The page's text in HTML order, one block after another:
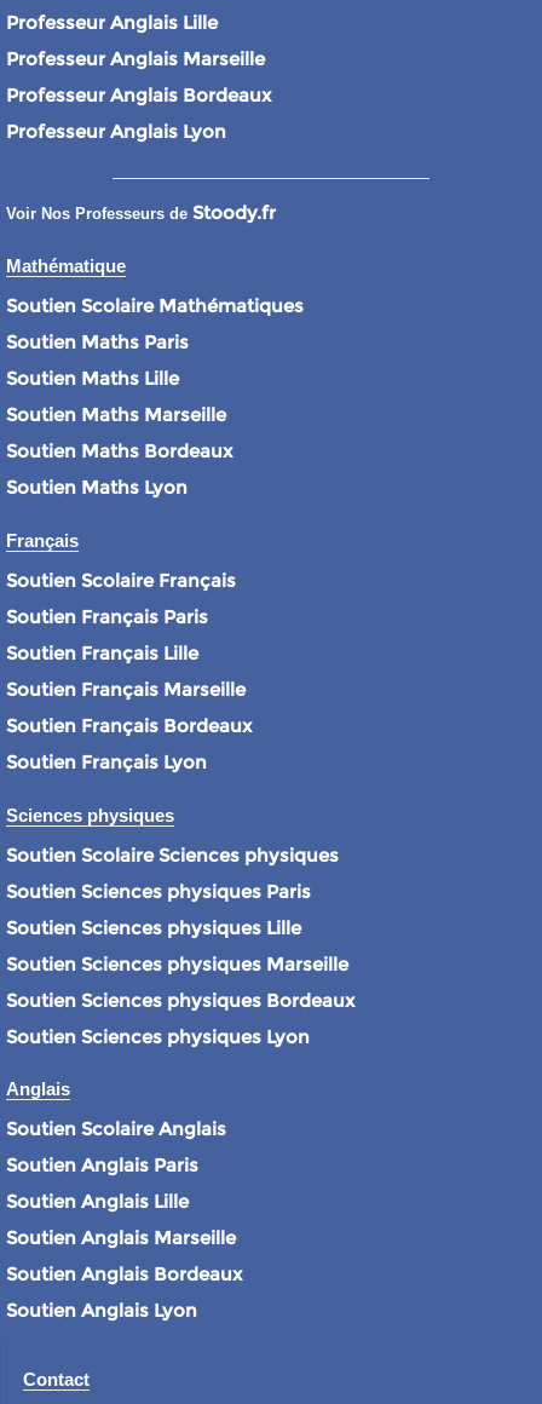
Professeur Anglais Lille
Professeur Anglais Marseille
Professeur Anglais Bordeaux
Professeur Anglais Lyon
Voir Nos Professeurs de Stoody.fr
Mathématique
Soutien Scolaire Mathématiques
Soutien Maths Paris
Soutien Maths Lille
Soutien Maths Marseille
Soutien Maths Bordeaux
Soutien Maths Lyon
Français
Soutien Scolaire Français
Soutien Français Paris
Soutien Français Lille
Soutien Français Marseille
Soutien Français Bordeaux
Soutien Français Lyon
Sciences physiques
Soutien Scolaire Sciences physiques
Soutien Sciences physiques Paris
Soutien Sciences physiques Lille
Soutien Sciences physiques Marseille
Soutien Sciences physiques Bordeaux
Soutien Sciences physiques Lyon
Anglais
Soutien Scolaire Anglais
Soutien Anglais Paris
Soutien Anglais Lille
Soutien Anglais Marseille
Soutien Anglais Bordeaux
Soutien Anglais Lyon
Contact